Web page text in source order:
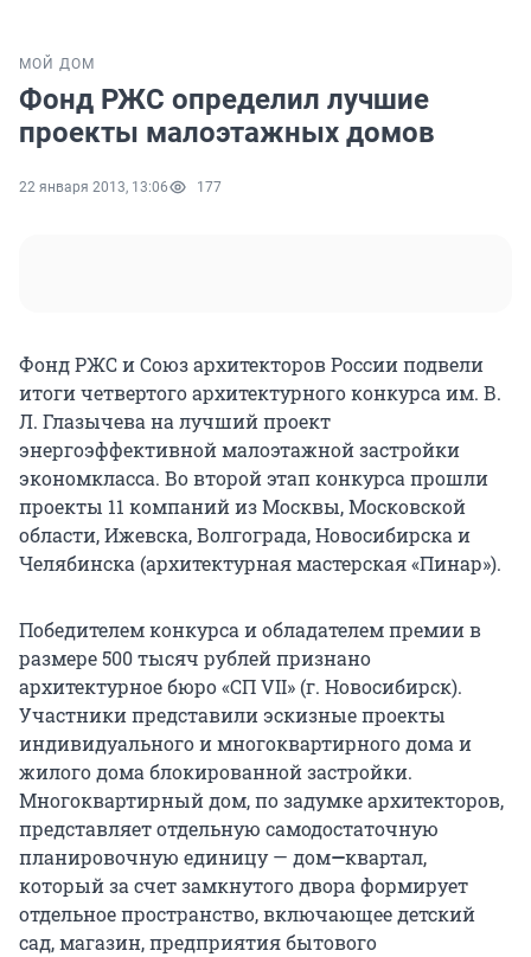
МОЙ ДОМ
Фонд РЖС определил лучшие
проекты малоэтажных домов
22 января 2013, 13:06 177
Фонд РЖС и Союз архитекторов России подвели
итоги четвертого архитектурного конкурса им. В.
Л. Глазычева на лучший проект
энергоэффективной малоэтажной застройки
экономкласса. Во второй этап конкурса прошли
проекты 11 компаний из Москвы, Московской
области, Ижевска, Волгограда, Новосибирска и
Челябинска (архитектурная мастерская «Пинар»).
Победителем конкурса и обладателем премии в
размере 500 тысяч рублей признано
архитектурное бюро «СП VII» (г. Новосибирск).
Участники представили эскизные проекты
индивидуального и многоквартирного дома и
жилого дома блокированной застройки.
Многоквартирный дом, по задумке архитекторов,
представляет отдельную самодостаточную
планировочную единицу — дом—квартал,
который за счет замкнутого двора формирует
отдельное пространство, включающее детский
сад, магазин, предприятия бытового